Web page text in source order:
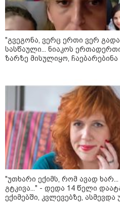
კატეგორიის ყველა
აბას
ირანის
ს
"გვეგონა, ვერც ერთი ვერ
სასწაული... ნიაკოს
ზარზე მისულიყო,
"უთხარი ექიმს, რომ ავად
გტკივა..." - დედა 14 წელი
ექიმებში, კვლევებზე, ასმევდა